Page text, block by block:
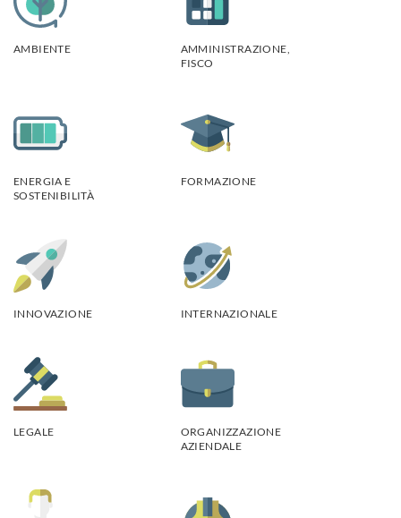
AMBIENTE
AMMINISTRAZIONE,
FISCO
ENERGIA E
SOSTENIBILITÀ
FORMAZIONE
INNOVAZIONE INTERNAZIONALE
LEGALE
ORGANIZZAZIONE
AZIENDALE